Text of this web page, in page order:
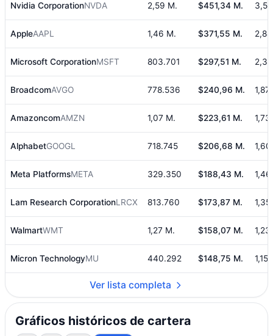
Nvidia CorporationNVDA 2,59 M. $451,34 M.
AppleAAPL 1,46 M. $371,55 M.
Microsoft CorporationMSFT 803.701 $297,51 M.
BroadcomAVGO 778.536 $240,96 M.
AmazoncomAMZN 1,07 M. $223,61 M.
AlphabetGOOGL 718.745 $206,68 M.
Meta PlatformsMETA 329.350 $188,43 M.
Lam Research CorporationLRCX 813.760 $173,87 M.
WalmartWMT 1,27 M. $158,07 M.
Micron TechnologyMU 440.292 $148,75 M.
Ver lista completa
Gráficos históricos de cartera